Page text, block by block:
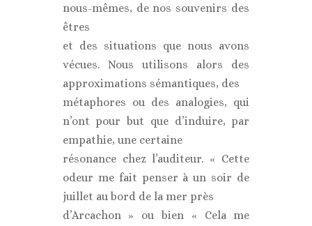
nous-mêmes, de nos souvenirs des
êtres
et des situations que nous avons
vécues. Nous utilisons alors des
approximations sémantiques, des
métaphores ou des analogies, qui
n’ont pour but que d’induire, par
empathie, une certaine
résonance chez l’auditeur. « Cette
odeur me fait penser à un soir de
juillet au bord de la mer près
d’Arcachon » ou bien « Cela me